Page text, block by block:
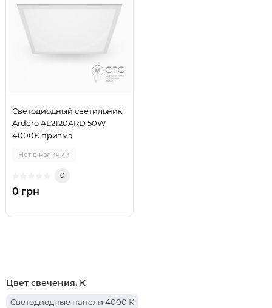
Светодиодный светильник
Ardero AL2120ARD 50W
4000К призма
Нет в наличии
0
0 грн
Цвет свечения, К
Светодиодные панели 4000 К